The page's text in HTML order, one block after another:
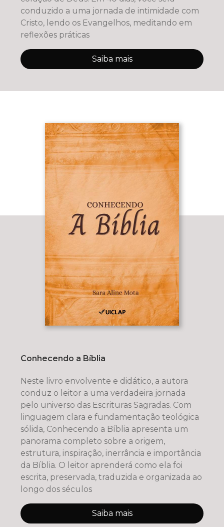
conduzido a uma jornada de intimidade com
Cristo, lendo os Evangelhos, meditando em
reflexões práticas
Saiba mais
Conhecendo a Bíblia
Neste livro envolvente e didático, a autora
conduz o leitor a uma verdadeira jornada
pelo universo das Escrituras Sagradas. Com
linguagem clara e fundamentação teológica
sólida, Conhecendo a Bíblia apresenta um
panorama completo sobre a origem,
estrutura, inspiração, inerrância e importância
da Bíblia. O leitor aprenderá como ela foi
escrita, preservada, traduzida e organizada ao
longo dos séculos
Saiba mais